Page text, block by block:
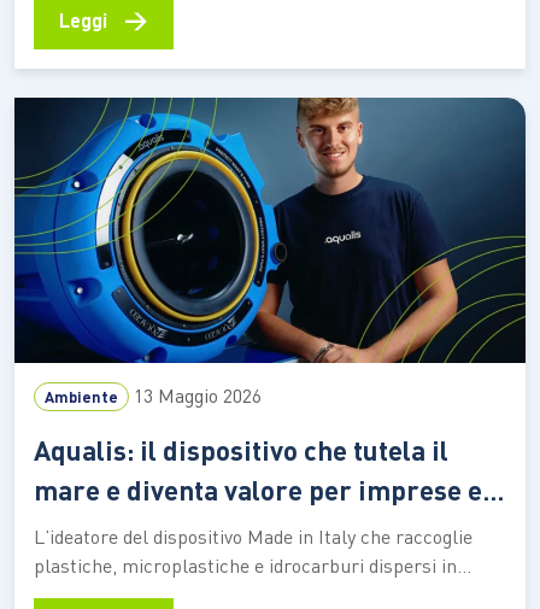
catena alimentare polare, mettono sotto pressione gli
e l’otaria antartica sono stati riclassificati come specie
in pericolo…
Leggi →
Ambiente 13 Maggio 2026
Aqualis: il dispositivo che tutela il
mare e diventa valore per imprese e
territori
L’ideatore del dispositivo Made in Italy che raccoglie
plastiche, microplastiche e idrocarburi dispersi in
acqua racconta la nascita del progetto, che integra